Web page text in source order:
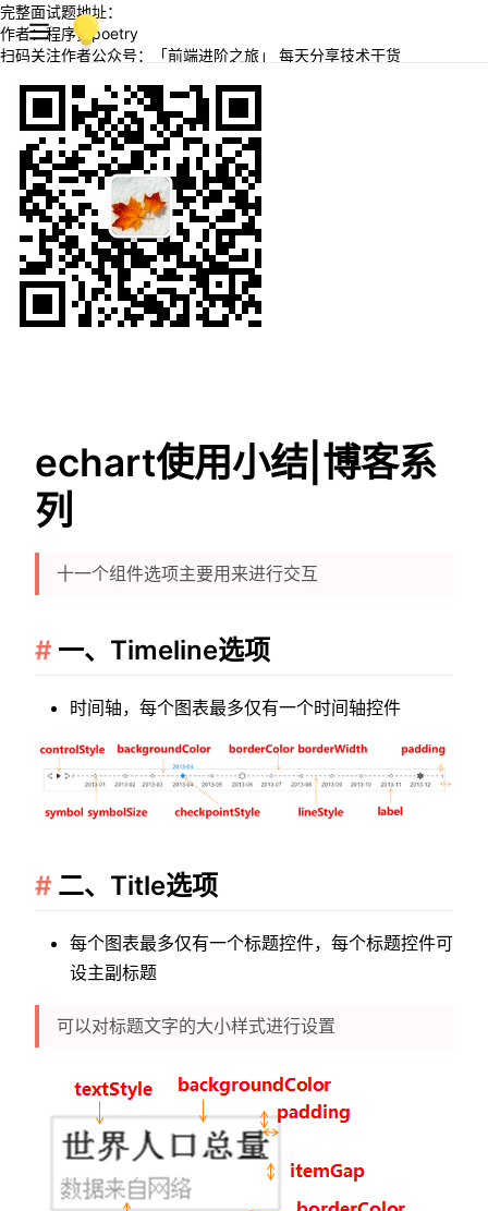
完整面试题地址：
作者：程序员poetry
扫码关注作者公众号：「前端进阶之旅」 每天分享技术干货
echart使用小结|博客系
列
十一个组件选项主要用来进行交互
一、Timeline选项
时间轴，每个图表最多仅有一个时间轴控件
二、Title选项
每个图表最多仅有一个标题控件，每个标题控件可
设主副标题
可以对标题文字的大小样式进行设置